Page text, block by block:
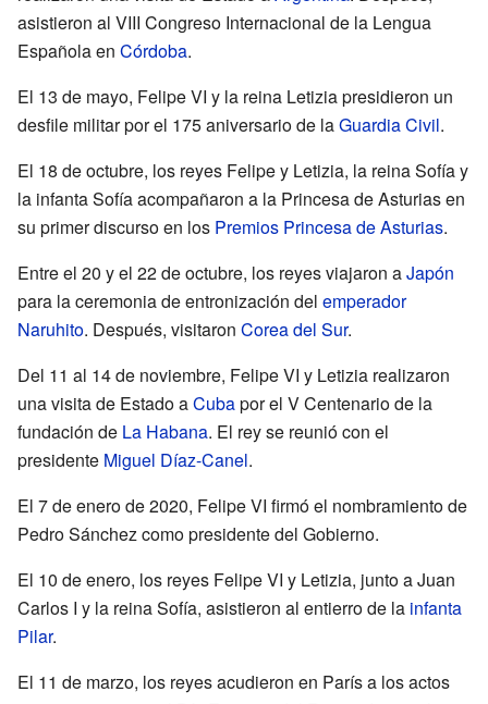
asistieron al VIII Congreso Internacional de la Lengua
Española en Córdoba.
El 13 de mayo, Felipe VI y la reina Letizia presidieron un
desfile militar por el 175 aniversario de laGuardia Civil.
El 18 de octubre, los reyes Felipe y Letizia, la reina Sofía y
la infanta Sofía acompañaron a la Princesa de Asturias en
su primer discurso en los Premios Princesa de Asturias.
Entre el 20 y el 22 de octubre, los reyes viajaron aJapón
para la ceremonia de entronización del emperador
Naruhito. Después, visitaron Corea del Sur.
Del 11 al 14 de noviembre, Felipe VI y Letizia realizaron
una visita de Estado aCubapor el V Centenario de la
fundación de La Habana. El rey se reunió con el
presidente Miguel Díaz-Canel.
El 7 de enero de 2020, Felipe VI firmó el nombramiento de
Pedro Sánchez como presidente del Gobierno.
El 10 de enero, los reyes Felipe VI y Letizia, junto a Juan
Carlos I y la reina Sofía, asistieron al entierro de la infanta
Pilar.
El 11 de marzo, los reyes acudieron en París a los actos